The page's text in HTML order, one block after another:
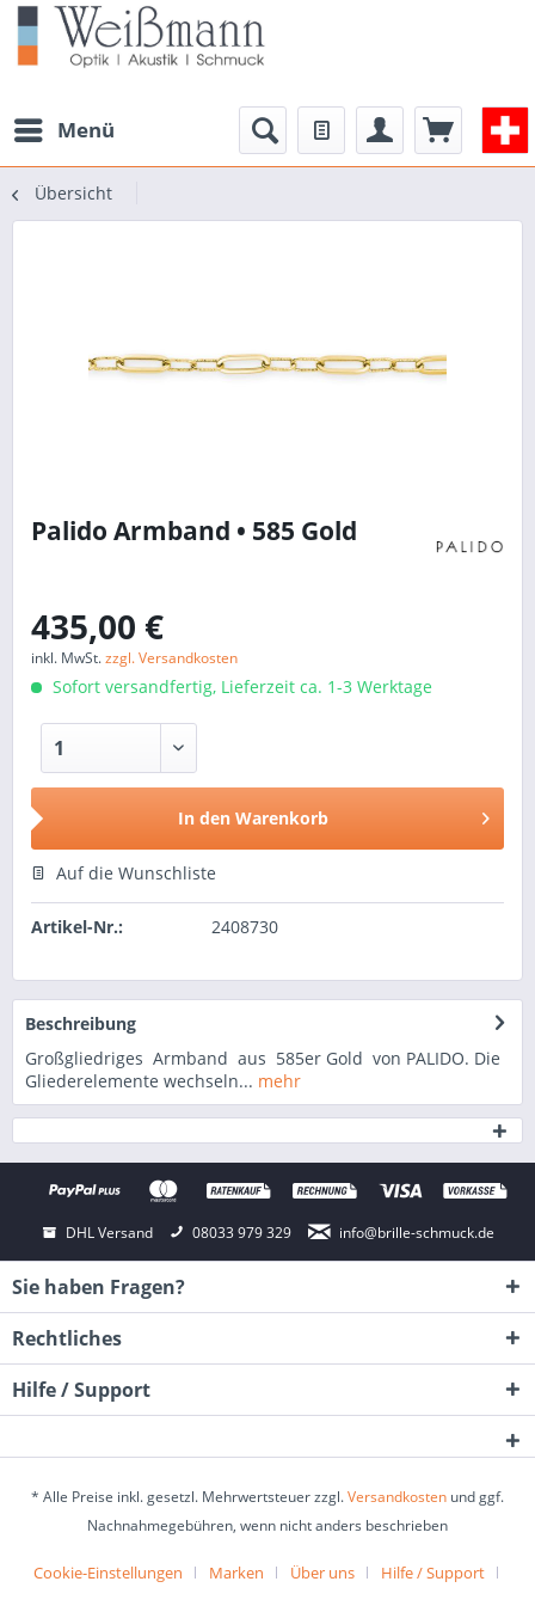
Menü
Übersicht
Palido Armband • 585 Gold
435,00 €
inkl. MwSt.zzgl. Versandkosten
Sofort versandfertig, Lieferzeit ca. 1-3 Werktage
In den Warenkorb
Auf die Wunschliste
Artikel-Nr.: 2408730
Beschreibung
Großgliedriges Armband aus 585er Gold von PALIDO. Die
Gliederelemente wechseln... mehr
DHL Versand 08033 979 329 info@brille-schmuck.de
Sie haben Fragen?
Rechtliches
Hilfe / Support
* Alle Preise inkl. gesetzl. Mehrwertsteuer zzgl.Versandkosten und ggf.
Nachnahmegebühren, wenn nicht anders beschrieben
Cookie-Einstellungen Marken Über uns
Hilfe / Support